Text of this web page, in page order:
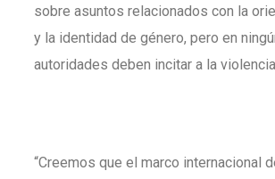
sobre asuntos relacionados con la
y la identidad de género, pero en
autoridades deben incitar a la
“Creemos que el marco internacional